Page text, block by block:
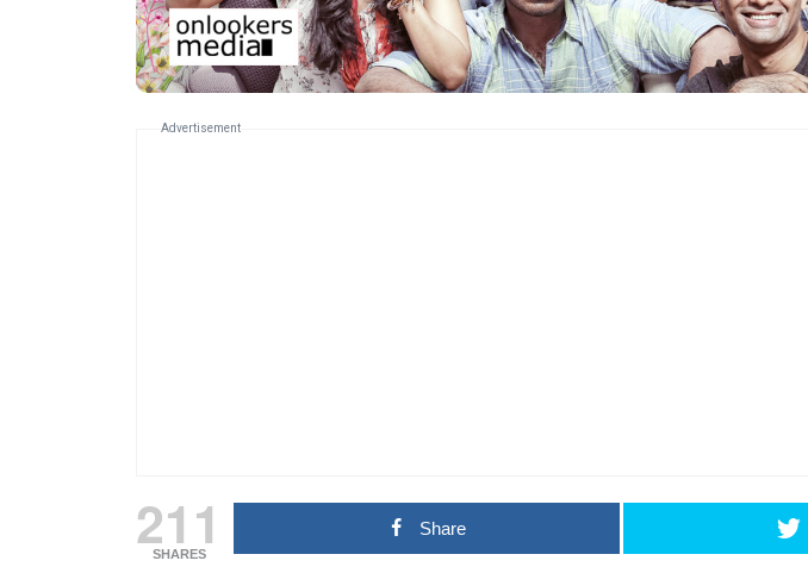
Advertisement
211
SHARES
Share